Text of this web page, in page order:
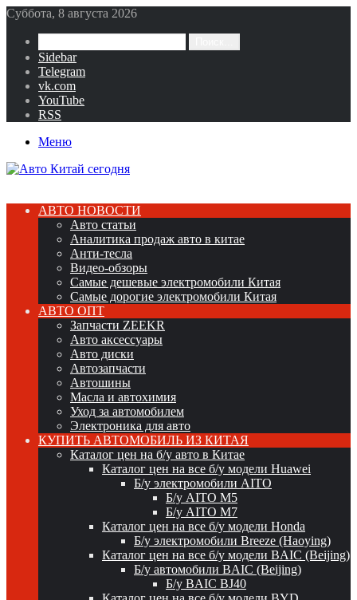
Суббота, 8 августа 2026
Sidebar
Telegram
vk.com
YouTube
RSS
Меню
АВТО НОВОСТИ
Авто статьи
Аналитика продаж авто в китае
Анти-тесла
Видео-обзоры
Самые дешевые электромобили Китая
Самые дорогие электромобили Китая
АВТО ОПТ
Запчасти ZEEKR
Авто аксессуары
Авто диски
Автозапчасти
Автошины
Масла и автохимия
Уход за автомобилем
Электроника для авто
КУПИТЬ АВТОМОБИЛЬ ИЗ КИТАЯ
Каталог цен на б/у авто в Китае
Каталог цен на все б/у модели Huawei
Б/у электромобили AITO
Б/у AITO M5
Б/у AITO M7
Каталог цен на все б/у модели Honda
Б/у электромобили Breeze (Haoying)
Каталог цен на все б/у модели BAIC (Beijing)
Б/у автомобили BAIC (Beijing)
Б/у BAIC BJ40